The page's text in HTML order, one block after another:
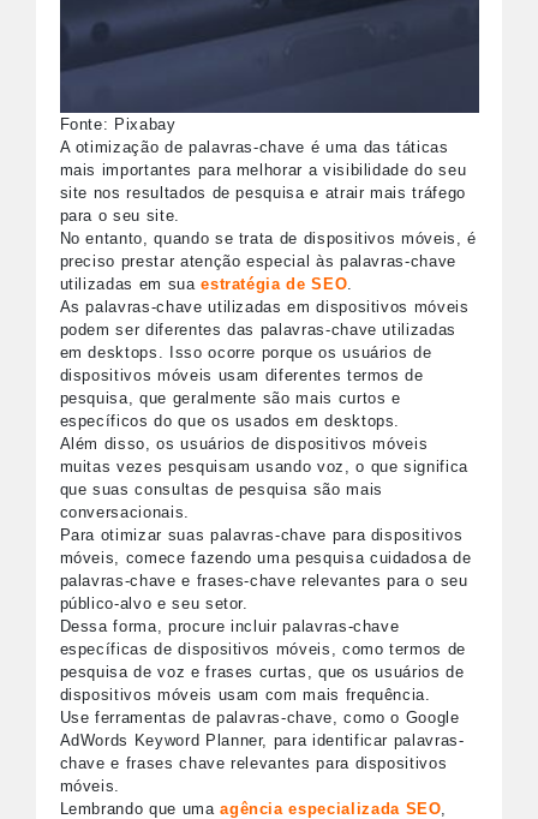
Fonte: Pixabay
A otimização de palavras-chave é uma das táticas
mais importantes para melhorar a visibilidade do seu
site nos resultados de pesquisa e atrair mais tráfego
para o seu site.
No entanto, quando se trata de dispositivos móveis, é
preciso prestar atenção especial às palavras-chave
utilizadas em suaestratégia de SEO
As palavras-chave utilizadas em dispositivos móveis
podem ser diferentes das palavras-chave utilizadas
em desktops. Isso ocorre porque os usuários de
dispositivos móveis usam diferentes termos de
pesquisa, que geralmente são mais curtos e
específicos do que os usados ​​em desktops.
Além disso, os usuários de dispositivos móveis
muitas vezes pesquisam usando voz, o que significa
que suas consultas de pesquisa são mais
conversacionais.
Para otimizar suas palavras-chave para dispositivos
móveis, comece fazendo uma pesquisa cuidadosa de
palavras-chave e frases-chave relevantes para o seu
público-alvo e seu setor.
Dessa forma, procure incluir palavras-chave
específicas de dispositivos móveis, como termos de
pesquisa de voz e frases curtas, que os usuários de
dispositivos móveis usam com mais frequência.
Use ferramentas de palavras-chave, como o Google
AdWords Keyword Planner, para identificar palavras-
chave e frases chave relevantes para dispositivos
móveis.
Lembrando que umaagência especializada SEO